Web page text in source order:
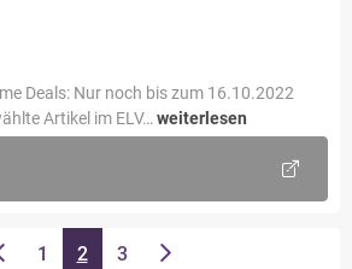
Deals: Nur noch bis zum 16.10.2022
Artikel im ELV… weiterlesen
1 2 3